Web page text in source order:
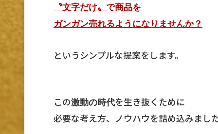
〝文字だけ〟で商品を
ガンガン売れるようになりませんか？
というシンプルな提案をします。
この激動の時代を生き抜くために
必要な考え方、ノウハウを詰め込みまし